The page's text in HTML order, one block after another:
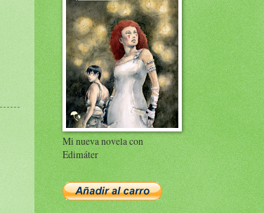
Mi nueva novela con
Edimáter